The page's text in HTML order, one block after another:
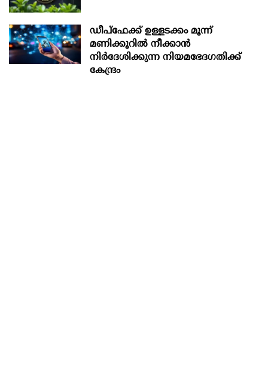
ഡീപ്‌ഫേക്ക് ഉള്ളടക്കം മൂന്ന്
മണിക്കൂറിൽ നീക്കാൻ
നിർദേശിക്കുന്ന നിയമഭേദഗതിക്ക്
കേന്ദ്രം